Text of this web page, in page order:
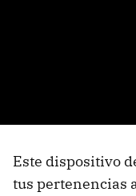
Este dispositivo
tus pertenencias